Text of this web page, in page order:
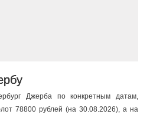
Джерба по конкретным датам,
78800 рублей (на 30.08.2026), a на